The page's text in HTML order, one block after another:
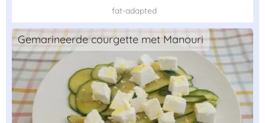
fat-adapted
Gemarineerde courgette met Manouri